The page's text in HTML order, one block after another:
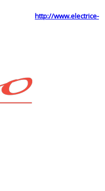
http://www.electrice-